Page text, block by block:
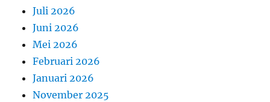
Juli 2026
Juni 2026
Mei 2026
Februari 2026
Januari 2026
November 2025